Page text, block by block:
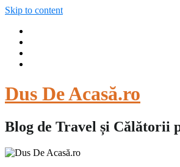
Skip to content
Dus De Acasă.ro
Blog de Travel și Călătorii